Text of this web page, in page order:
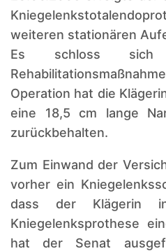
weiteren stationären
Es schloss sich
Operation hat die
eine 18,5 cm lange
zurückbehalten.
Zum Einwand der
vorher ein
dass der Klägerin
Kniegelenksprothese
hat der Senat